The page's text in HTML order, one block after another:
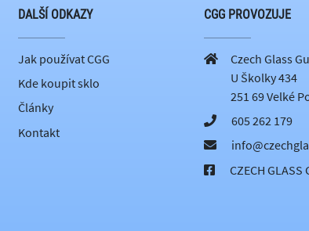
DALŠÍ ODKAZY
Jak používat CGG
Kde koupit sklo
Články
Kontakt
CGG PROVOZUJE
Czech Glass
U Školky 434
251 69 Velké
605 262 179
CZECH GLASS